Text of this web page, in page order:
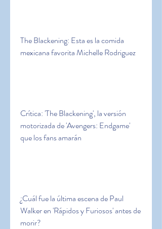
The Blackening: Esta es la comida
mexicana favorita Michelle Rodriguez
Crítica: 'The Blackening', la versión
motorizada de 'Avengers: Endgame'
que los fans amarán
¿Cuál fue la última escena de Paul
Walker en 'Rápidos y Furiosos' antes de
morir?